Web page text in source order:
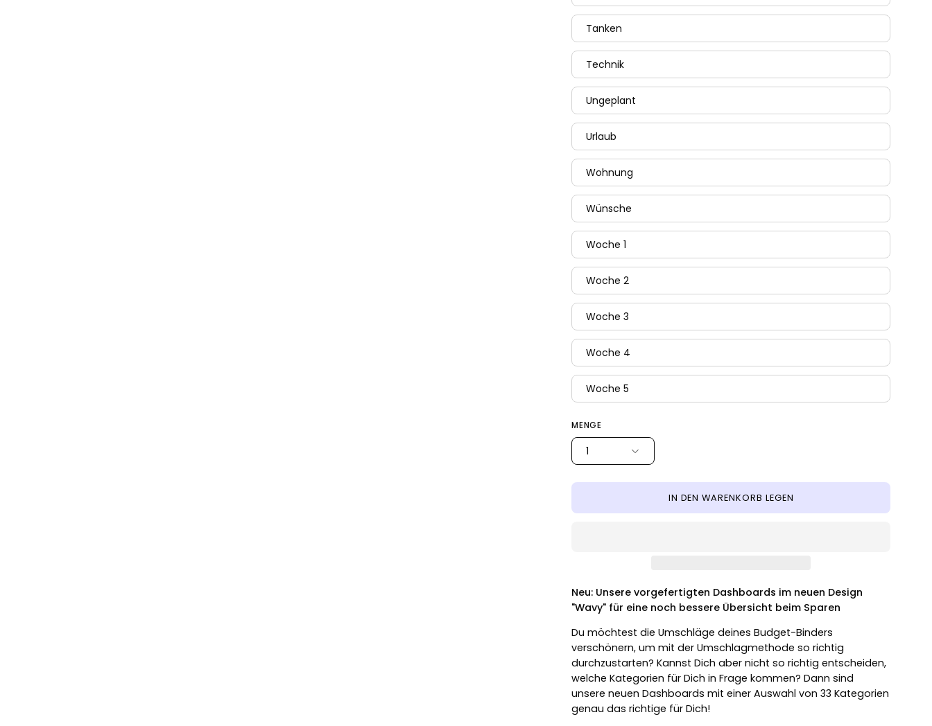
Tanken
Technik
Ungeplant
Urlaub
Wohnung
Wünsche
Woche 1
Woche 2
Woche 3
Woche 4
Woche 5
MENGE
1
IN DEN WARENKORB LEGEN
Neu: Unsere vorgefertigten Dashboards im neuen Design
"Wavy" für eine noch bessere Übersicht beim Sparen
Du möchtest die Umschläge deines Budget-Binders
verschönern, um mit der Umschlagmethode so richtig
durchzustarten? Kannst Dich aber nicht so richtig entscheiden,
welche Kategorien für Dich in Frage kommen? Dann sind
unsere neuen Dashboards mit einer Auswahl von 33 Kategorien
genau das richtige für Dich!